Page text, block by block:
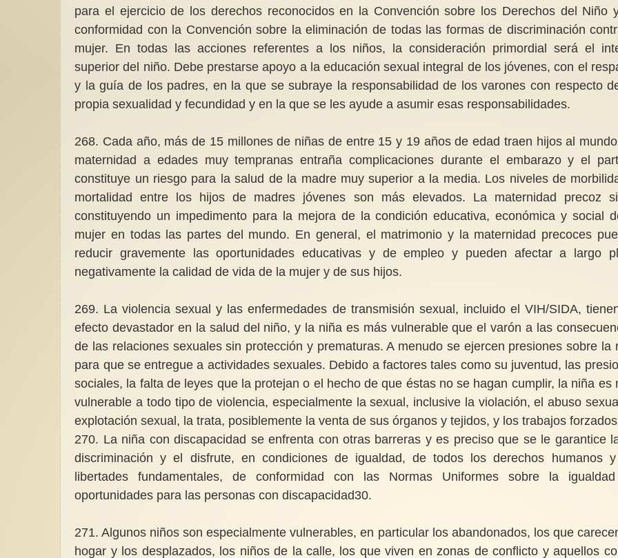
para el ejercicio de los derechos reconocidos en la Convención sobre los Derechos del Niño
conformidad con la Convención sobre la eliminación de todas las formas de discriminación
mujer. En todas las acciones referentes a los niños, la consideración primordial será el
superior del niño. Debe prestarse apoyo a la educación sexual integral de los jóvenes, con el
y la guía de los padres, en la que se subraye la responsabilidad de los varones con respecto
propia sexualidad y fecundidad y en la que se les ayude a asumir esas responsabilidades.
268. Cada año, más de 15 millones de niñas de entre 15 y 19 años de edad traen hijos al
maternidad a edades muy tempranas entraña complicaciones durante el embarazo y el
constituye un riesgo para la salud de la madre muy superior a la media. Los niveles de
mortalidad entre los hijos de madres jóvenes son más elevados. La maternidad precoz
constituyendo un impedimento para la mejora de la condición educativa, económica y social
mujer en todas las partes del mundo. En general, el matrimonio y la maternidad precoces
reducir gravemente las oportunidades educativas y de empleo y pueden afectar a largo
negativamente la calidad de vida de la mujer y de sus hijos.
269. La violencia sexual y las enfermedades de transmisión sexual, incluido el VIH/SIDA,
efecto devastador en la salud del niño, y la niña es más vulnerable que el varón a las
de las relaciones sexuales sin protección y prematuras. A menudo se ejercen presiones sobre la
para que se entregue a actividades sexuales. Debido a factores tales como su juventud, las
sociales, la falta de leyes que la protejan o el hecho de que éstas no se hagan cumplir, la niña es
vulnerable a todo tipo de violencia, especialmente la sexual, inclusive la violación, el abuso
explotación sexual, la trata, posiblemente la venta de sus órganos y tejidos, y los trabajos
270. La niña con discapacidad se enfrenta con otras barreras y es preciso que se le garantice
discriminación y el disfrute, en condiciones de igualdad, de todos los derechos humanos
libertades fundamentales, de conformidad con las Normas Uniformes sobre la
oportunidades para las personas con discapacidad30.
271. Algunos niños son especialmente vulnerables, en particular los abandonados, los que
hogar y los desplazados, los niños de la calle, los que viven en zonas de conflicto y aquellos